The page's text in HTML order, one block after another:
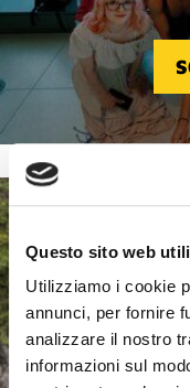
Questo sito web
Utilizziamo i cookie
annunci, per fornire
analizzare il nostro
informazioni sul